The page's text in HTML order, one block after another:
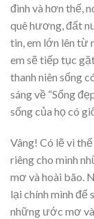
đình và hơn thế,
quê hương, đất
tin, em lớn lên từ
em sẽ tiếp tục
thanh niên sống
sáng về “Sống
sống của họ có
Vâng! Có lẽ vì
riêng cho mình
mơ và hoài bão.
lại chính mình để
những ước mơ